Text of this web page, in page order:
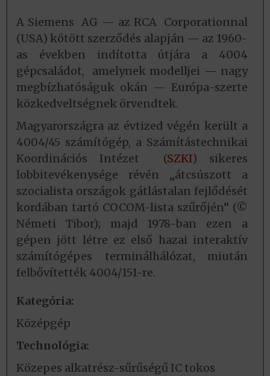
A Siemens AG — az RCA Corporationnal
(USA) kötött szerződés alapján — az 1960-
as években indította útjára a 4004
gépcsaládot, amelynek modelljei — nagy
megbízhatóságuk okán — Európa-szerte
közkedveltségnek örvendtek.
Magyarországra az évtized végén került a
4004/45 számítógép, a Számítástechnikai
Koordinációs Intézet (SZKI) sikeres
lobbitevékenysége révén „átcsúszott a
szocialista országok gátlástalan fejlődését
kordában tartó COCOM-lista szűrőjén” (©
Németi Tibor); majd 1978-ban ezen a
gépen jött létre ez első hazai interaktív
számítógépes terminálhálózat, miután
felbővítették 4004/151-re.
Kategória:
Középgép
Technológia:
Közepes alkatrész-sűrűségű IC tokos